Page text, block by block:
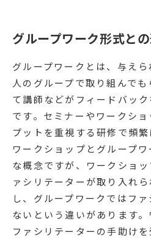
グループワーク形式と
グループワークとは、与え
人のグループで取り組んで
て講師などがフィードバッ
です。セミナーやワークシ
プットを重視する研修で頻繁
ワークショップとグループ
な概念ですが、ワークショ
ァシリテーターが取り入れ
し、グループワークではフ
ないという違いがあります。
ファシリテーターの手助け